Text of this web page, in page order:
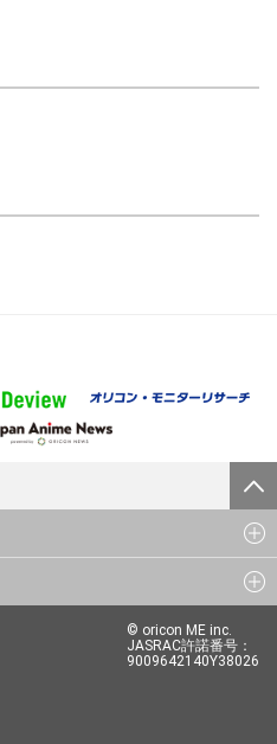
© oricon ME inc.
JASRAC許諾番号：
9009642140Y38026